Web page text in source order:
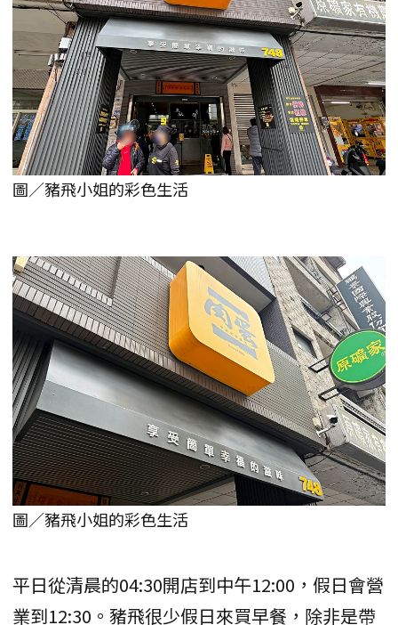
圖／豬飛小姐的彩色生活
圖／豬飛小姐的彩色生活
平日從清晨的04:30開店到中午12:00，假日會營
業到12:30。豬飛很少假日來買早餐，除非是帶